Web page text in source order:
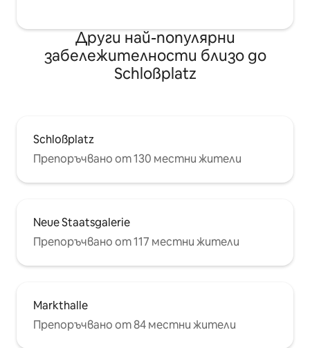
Други най-популярни
забележителности близо до
Schloßplatz
Schloßplatz
Препоръчвано от 130 местни жители
Neue Staatsgalerie
Препоръчвано от 117 местни жители
Markthalle
Препоръчвано от 84 местни жители